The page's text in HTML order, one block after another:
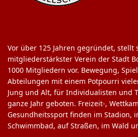
Vor über 125 Jahren gegründet, stellt
mitgliederstärkster Verein der Stadt
1000 Mitgliedern vor. Bewegung,
Abteilungen mit einem Potpourri
Jung und Alt, für Individualisten und
ganze Jahr geboten. Freizeit-,
Gesundheitssport finden im Stadion,
Schwimmbad, auf Straßen, im Wald